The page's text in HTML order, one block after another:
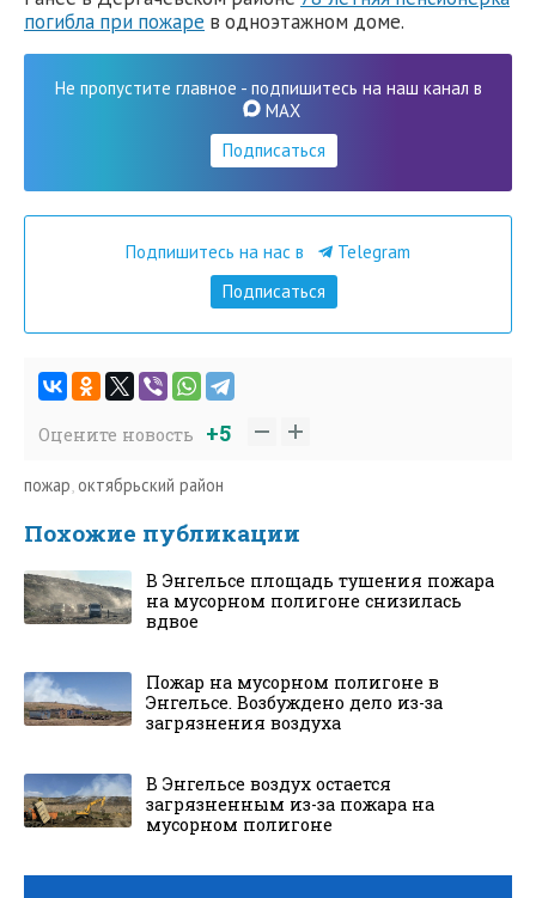
погибла при пожаре в одноэтажном доме.
Не пропустите главное - подпишитесь на наш канал в
MAX
Подписаться
Подпишитесь на нас в
Telegram
Подписаться
Оцените новость +5
пожар, октябрьский район
Похожие публикации
В Энгельсе площадь тушения пожара
на мусорном полигоне снизилась
вдвое
Пожар на мусорном полигоне в
Энгельсе. Возбуждено дело из-за
загрязнения воздуха
В Энгельсе воздух остается
загрязненным из-за пожара на
мусорном полигоне